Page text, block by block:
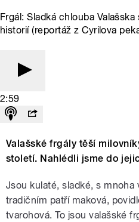
Frgál: Sladká chlouba
historií (reportáž z Cyrilova
2:59
Valašské frgály těší
století. Nahlédli jsme do
Jsou kulaté, sladké, s mnoha
tradičním patří maková,
tvarohová. To jsou valašské